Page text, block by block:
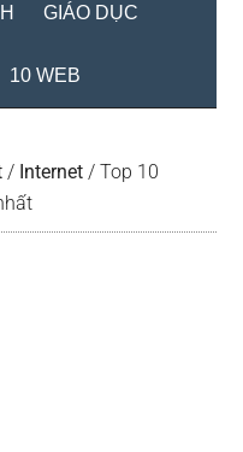
GIÁO DỤC
10 WEB
/ Internet / Top 10